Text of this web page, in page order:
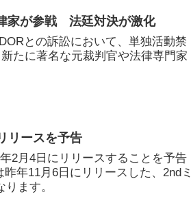
家が参戦 法廷対決が激化
との訴訟において、単独活動禁
たに著名な元裁判官や法律専門家
リースを予告
2月4日にリリースすることを予告
年11月6日にリリースした、2ndミ
ます。